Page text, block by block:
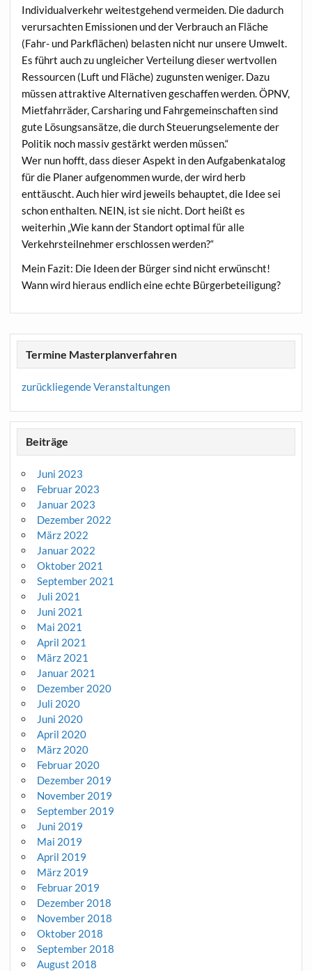
Individualverkehr weitestgehend vermeiden. Die dadurch
verursachten Emissionen und der Verbrauch an Fläche
(Fahr- und Parkflächen) belasten nicht nur unsere Umwelt.
Es führt auch zu ungleicher Verteilung dieser wertvollen
Ressourcen (Luft und Fläche) zugunsten weniger. Dazu
müssen attraktive Alternativen geschaffen werden. ÖPNV,
Mietfahrräder, Carsharing und Fahrgemeinschaften sind
gute Lösungsansätze, die durch Steuerungselemente der
Politik noch massiv gestärkt werden müssen.“
Wer nun hofft, dass dieser Aspekt in den Aufgabenkatalog
für die Planer aufgenommen wurde, der wird herb
enttäuscht. Auch hier wird jeweils behauptet, die Idee sei
schon enthalten. NEIN, ist sie nicht. Dort heißt es
weiterhin „Wie kann der Standort optimal für alle
Verkehrsteilnehmer erschlossen werden?“
Mein Fazit: Die Ideen der Bürger sind nicht erwünscht!
Wann wird hieraus endlich eine echte Bürgerbeteiligung?
Termine Masterplanverfahren
zurückliegende Veranstaltungen
Beiträge
Juni 2023
Februar 2023
Januar 2023
Dezember 2022
März 2022
Januar 2022
Oktober 2021
September 2021
Juli 2021
Juni 2021
Mai 2021
April 2021
März 2021
Januar 2021
Dezember 2020
Juli 2020
Juni 2020
April 2020
März 2020
Februar 2020
Dezember 2019
November 2019
September 2019
Juni 2019
Mai 2019
April 2019
März 2019
Februar 2019
Dezember 2018
November 2018
Oktober 2018
September 2018
August 2018